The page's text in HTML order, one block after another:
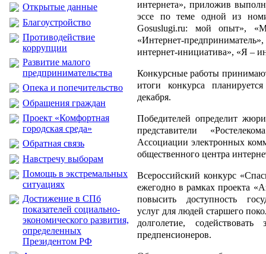
Открытые данные
Благоустройство
Противодействие
коррупции
Развитие малого
предпринимательства
Опека и попечительство
Обращения граждан
Проект «Комфортная
городская среда»
Обратная связь
Навстречу выборам
Помощь в экстремальных
ситуациях
Достижение в СПб
показателей социально-
экономического развития,
определенных
Президентом РФ
интернета», приложив
эссе по теме одной из
Gosuslugi.ru: мой опыт»,
«Интернет-
интернет-инициатива», «Я –
Конкурсные работы
итоги конкурса
декабря.
Победителей определит
представители
Ассоциации электронных
общественного центра
Всероссийский конкурс
ежегодно в рамках проекта
повысить доступность
услуг для людей старшего
долголетие,
предпенсионеров.